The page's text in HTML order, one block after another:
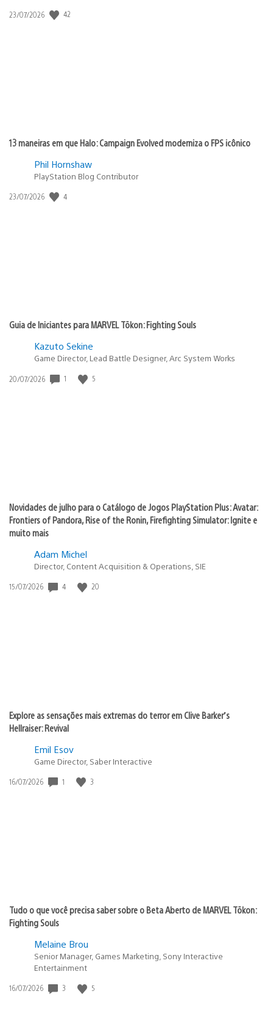
Data
23/07/2026 42
13 maneiras em que Halo: Campaign Evolved moderniza o FPS icônico
Phil Hornshaw
PlayStation Blog Contributor
Data
23/07/2026 4
Guia de Iniciantes para MARVEL Tōkon: Fighting Souls
Kazuto Sekine
Game Director, Lead Battle Designer, Arc System Works
Data
20/07/2026 1 5
Novidades de julho para o Catálogo de Jogos PlayStation Plus: Avatar:
Frontiers of Pandora, Rise of the Ronin, Firefighting Simulator: Ignite e
muito mais
Adam Michel
Director, Content Acquisition & Operations, SIE
Data
15/07/2026 4 20
Explore as sensações mais extremas do terror em Clive Barker’s
Hellraiser: Revival
Emil Esov
Game Director, Saber Interactive
Data
16/07/2026 1 3
Tudo o que você precisa saber sobre o Beta Aberto de MARVEL Tōkon:
Fighting Souls
Melaine Brou
Senior Manager, Games Marketing, Sony Interactive
Entertainment
Data
16/07/2026 3 5